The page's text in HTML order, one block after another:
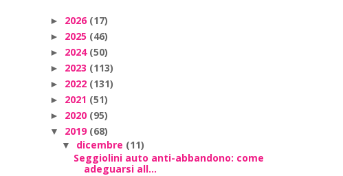
► 2026 (17)
► 2025 (46)
► 2024 (50)
► 2023 (113)
► 2022 (131)
► 2021 (51)
► 2020 (95)
▼ 2019 (68)
▼ dicembre (11)
Seggiolini auto anti-abbandono: come
adeguarsi all...